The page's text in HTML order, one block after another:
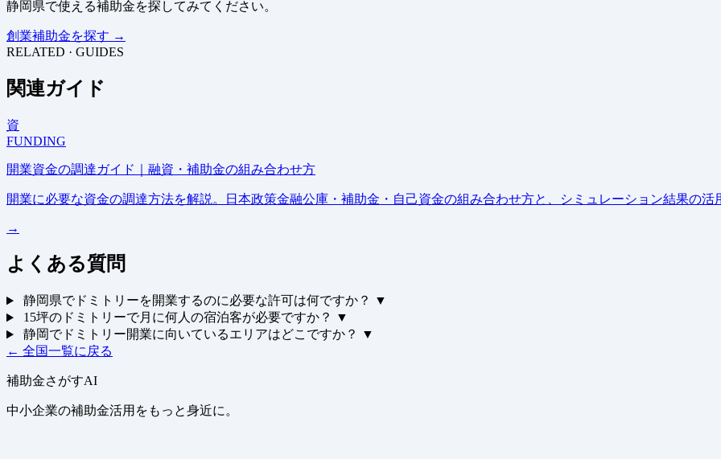
静岡県で使える補助金を探してみてください。
創業補助金を探す →
RELATED · GUIDES
関連ガイド
資
FUNDING
開業資金の調達ガイド｜融資・補助金の組み合わせ方
開業に必要な資金の調達方法を解説。日本政策金融公庫・補助金・自己資金の組み合わせ方と、シミュレーション結果の活
→
よくある質問
静岡県でドミトリーを開業するのに必要な許可は何ですか？
▼
15坪のドミトリーで月に何人の宿泊客が必要ですか？
▼
静岡でドミトリー開業に向いているエリアはどこですか？
▼
← 全国一覧に戻る
補助金さがすAI
中小企業の補助金活用をもっと身近に。